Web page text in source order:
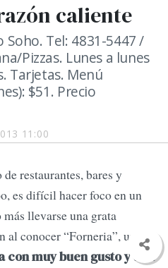
11:00
caliente
Soho. Tel: 4831-5447 /
Pizzas. Lunes a lunes
Tarjetas. Menú
$51. Precio
restaurantes, bares y
es difícil hacer foco en un
llevarse una grata
conocer “Forneria”, una
muy buen gusto y una